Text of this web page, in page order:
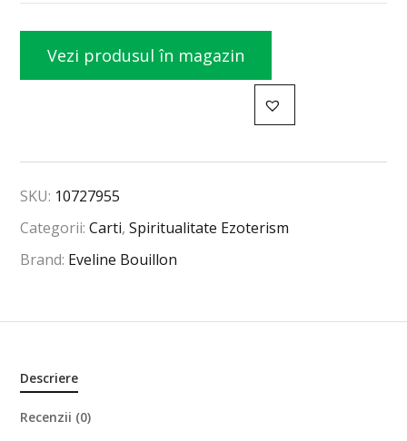
Vezi produsul în magazin
SKU: 10727955
Categorii:Carti,Spiritualitate Ezoterism
Brand: Eveline Bouillon
Descriere
Recenzii (0)